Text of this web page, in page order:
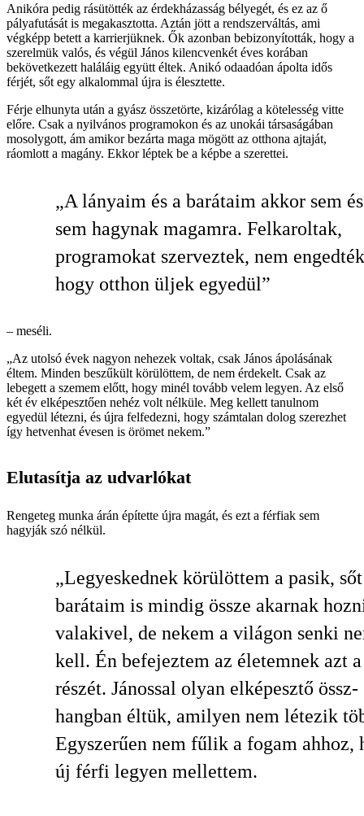
Anikóra pedig rásütötték az érdekházasság bélyegét, és ez az ő
pályafutását is megakasztotta. Aztán jött a rendszerváltás, ami
végképp betett a karrierjüknek. Ők azonban bebizonyították, hogy a
szerelmük valós, és végül János kilencvenkét éves korában
bekövetkezett haláláig együtt éltek. Anikó odaadóan ápolta idős
férjét, sőt egy alkalommal újra is élesztette.
Férje elhunyta után a gyász összetörte, kizárólag a kötelesség vitte
előre. Csak a nyilvános programokon és az unokái társaságában
mosolygott, ám amikor bezárta maga mögött az otthona ajtaját,
ráomlott a magány. Ekkor léptek be a képbe a szerettei.
„A lányaim és a barátaim akkor sem
sem hagynak magamra. Felkaroltak,
programokat szerveztek, nem
hogy otthon üljek egyedül”
– meséli.
„Az utolsó évek nagyon nehezek voltak, csak János ápolásának
éltem. Minden beszűkült körülöttem, de nem érdekelt. Csak az
lebegett a szemem előtt, hogy minél tovább velem legyen. Az első
két év elképesztően nehéz volt nélküle. Meg kellett tanulnom
egyedül létezni, és újra felfedezni, hogy számtalan dolog szerezhet
így hetvenhat évesen is örömet nekem.”
Elutasítja az udvarlókat
Rengeteg munka árán építette újra magát, és ezt a férfiak sem
hagyják szó nélkül.
„Legyeskednek körülöttem a pasik,
barátaim is mindig össze akarnak
valakivel, de nekem a világon senki
kell. Én befejeztem az életemnek azt a
részét. Jánossal olyan elképesztő össz­
hangban éltük, amilyen nem létezik
Egyszerűen nem fűlik a fogam ahhoz,
új férfi legyen mellettem.